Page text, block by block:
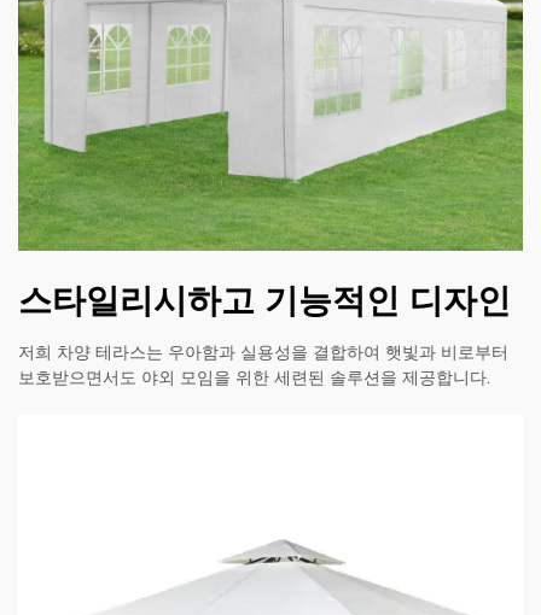
스타일리시하고 기능적인 디자인
저희 차양 테라스는 우아함과 실용성을 결합하여 햇빛과 비로부터
보호받으면서도 야외 모임을 위한 세련된 솔루션을 제공합니다.